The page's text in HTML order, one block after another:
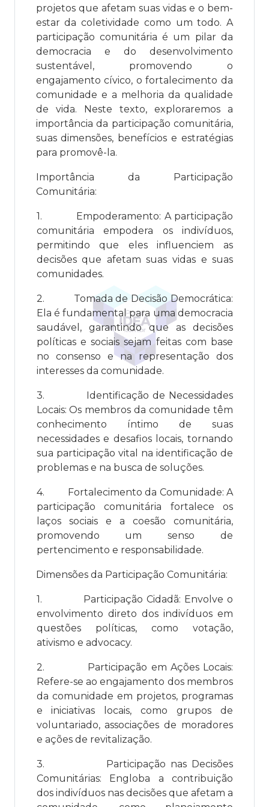
projetos que afetam suas vidas e o bem-
estar da coletividade como um todo. A
participação comunitária é um pilar da
democracia e do desenvolvimento
sustentável, promovendo o
engajamento cívico, o fortalecimento da
comunidade e a melhoria da qualidade
de vida. Neste texto, exploraremos a
importância da participação comunitária,
suas dimensões, benefícios e estratégias
para promovê-la.
Importância da Participação
Comunitária:
1.
Empoderamento: A participação
comunitária empodera os indivíduos,
permitindo que eles influenciem as
decisões que afetam suas vidas e suas
comunidades.
2.
Tomada de Decisão Democrática:
Ela é fundamental para uma democracia
saudável, garantindo que as decisões
políticas e sociais sejam feitas com base
no consenso e na representação dos
interesses da comunidade.
3.
Identificação de Necessidades
Locais: Os membros da comunidade têm
conhecimento íntimo de suas
necessidades e desafios locais, tornando
sua participação vital na identificação de
problemas e na busca de soluções.
4.
Fortalecimento da Comunidade: A
participação comunitária fortalece os
laços sociais e a coesão comunitária,
promovendo um senso de
pertencimento e responsabilidade.
Dimensões da Participação Comunitária:
1.
Participação Cidadã: Envolve o
envolvimento direto dos indivíduos em
questões políticas, como votação,
ativismo e advocacy.
2.
Participação em Ações Locais:
Refere-se ao engajamento dos membros
da comunidade em projetos, programas
e iniciativas locais, como grupos de
voluntariado, associações de moradores
e ações de revitalização.
3.
Participação nas Decisões
Comunitárias: Engloba a contribuição
dos indivíduos nas decisões que afetam a